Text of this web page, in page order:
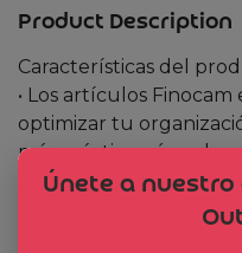
Product Description
Características del
• Los artículos Finocam
optimizar tu
más práctica, cómoda y
Únete a nuestro